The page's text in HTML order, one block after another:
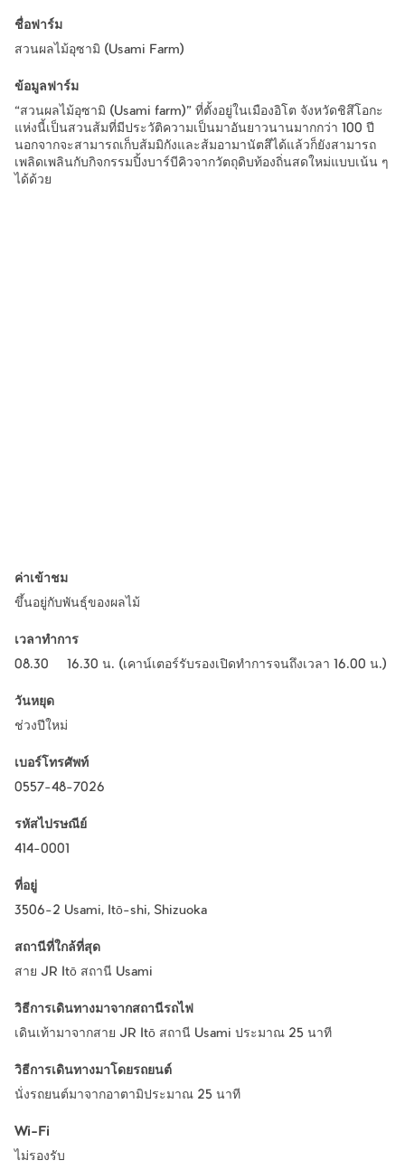
ชื่อฟาร์ม
สวนผลไม้อุซามิ (Usami Farm)
ข้อมูลฟาร์ม
“สวนผลไม้อุซามิ (Usami farm)” ที่ตั้งอยู่ในเมืองอิโต จังหวัดชิสึโอกะ
แห่งนี้เป็นสวนส้มที่มีประวัติความเป็นมาอันยาวนานมากกว่า 100 ปี
นอกจากจะสามารถเก็บส้มมิกังและส้มอามานัตสึได้แล้วก็ยังสามารถ
เพลิดเพลินกับกิจกรรมปิ้งบาร์บีคิวจากวัตถุดิบท้องถิ่นสดใหม่แบบเน้น ๆ
ได้ด้วย
ค่าเข้าชม
ขึ้นอยู่กับพันธุ์ของผลไม้
เวลาทำการ
08.30 – 16.30 น. (เคาน์เตอร์รับรองเปิดทำการจนถึงเวลา 16.00 น.)
วันหยุด
ช่วงปีใหม่
เบอร์โทรศัพท์
0557-48-7026
รหัสไปรษณีย์
414-0001
ที่อยู่
3506-2 Usami, Itō-shi, Shizuoka
สถานีที่ใกล้ที่สุด
สาย JR Itō สถานี Usami
วิธีการเดินทางมาจากสถานีรถไฟ
เดินเท้ามาจากสาย JR Itō สถานี Usami ประมาณ 25 นาที
วิธีการเดินทางมาโดยรถยนต์
นั่งรถยนต์มาจากอาตามิประมาณ 25 นาที
Wi-Fi
ไม่รองรับ